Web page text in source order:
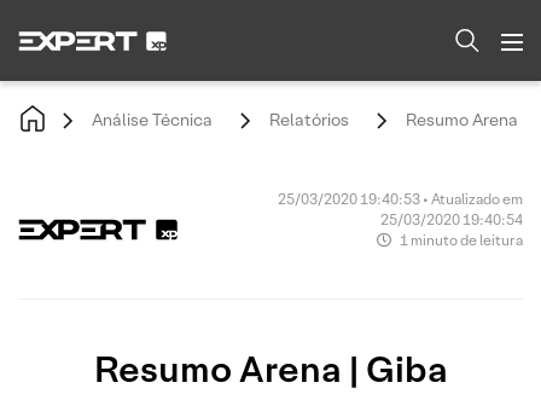
Análise Técnica Relatórios Resumo Arena |
25/03/2020 19:40:53 • Atualizado em
25/03/2020 19:40:54
1 minuto de leitura
Resumo Arena | Giba